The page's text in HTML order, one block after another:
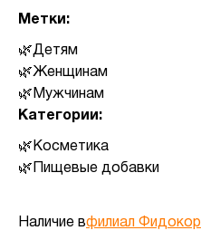
Метки:
Детям
Женщинам
Мужчинам
Категории:
Косметика
Пищевые добавки
Наличие вфилиал Фидокор